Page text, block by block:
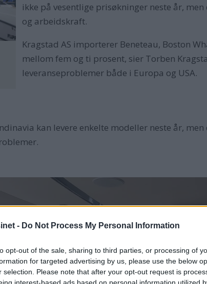
- Do Not Process My Personal Information
opt-out of the sale, sharing to third parties, or processing of
for targeted advertising by us, please use the below
selection. Please note that after your opt-out request is
interest-based ads based on personal information utilized
ikke på vesentlige prisøkninger neste år,
og arbeidskraft.
Kragstad AS importerer Beneteau, Boston
mellom fem og ti prosent, sier Torben
leveranseproblemer både i Europa og USA.
kan levere enkelte modeller neste år,